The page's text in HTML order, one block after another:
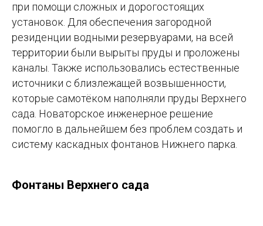
при помощи сложных и дорогостоящих
установок. Для обеспечения загородной
резиденции водными резервуарами, на всей
территории были вырыты пруды и проложены
каналы. Также использовались естественные
источники с близлежащей возвышенности,
которые самотёком наполняли пруды Верхнего
сада. Новаторское инженерное решение
помогло в дальнейшем без проблем создать и
систему каскадных фонтанов Нижнего парка.
Фонтаны Верхнего сада